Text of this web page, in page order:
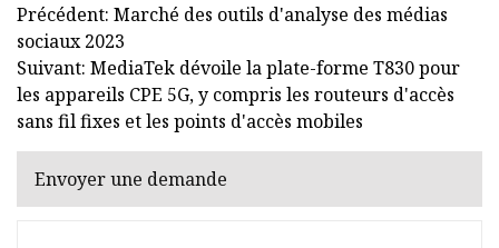
Précédent: Marché des outils d'analyse des médias
sociaux 2023
Suivant: MediaTek dévoile la plate-forme T830 pour
les appareils CPE 5G, y compris les routeurs d'accès
sans fil fixes et les points d'accès mobiles
Envoyer une demande